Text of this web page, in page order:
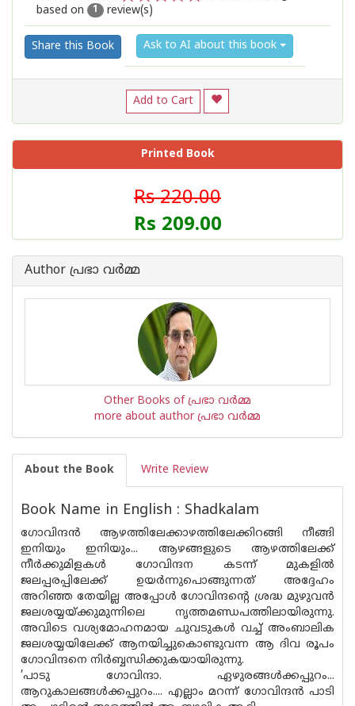
2
1
based on
1 review(s)
Share this Book Ask to AI about this book
Add to Cart
Printed Book
Rs 220.00
Rs 209.00
Author പ്രഭാ വര്‍മ്മ
Other Books of പ്രഭാ വര്‍മ്മ
more about author പ്രഭാ വര്‍മ്മ
About the Book Write Review
Book Name in English : Shadkalam
ഗോവിന്ദൻ ആഴത്തിലേക്കാഴത്തിലേക്കിറങ്ങി നീങ്ങി
ഇനിയും ഇനിയും... ആഴങ്ങളുടെ ആഴത്തിലേക്ക്
നീർക്കുമിളകൾ ഗോവിന്ദന കടന്ന് മുകളിൽ
ജലപ്പരപ്പിലേക്ക് ഉയർന്നുപൊങ്ങുന്നത് അദ്ദേഹം
അറിഞ്ഞ തേയില്ല അപ്പോൾ ഗോവിന്ദൻ്റെ ശ്രദ്ധ മുഴുവൻ
ജലശയ്യയ്ക്കുമുന്നിലെ നൃത്തമണ്ഡപത്തിലായിരുന്നു.
അവിടെ വശ്യമോഹനമായ ചുവടുകൾ വച്ച് അംബാലിക
ജലശയ്യയിലേക്ക് ആനയിച്ചുകൊണ്ടുവന്ന ആ ദിവ രൂപം
ഗോവിന്ദനെ നിർബ്ബന്ധിക്കുകയായിരുന്നു.
’പാടു ഗോവിന്ദാ. ഏഴുരങ്ങൾക്കപ്പുറം...
ആറുകാലങ്ങൾക്കപ്പുറം.... എല്ലാം മറന്ന് ഗോവിന്ദൻ പാടി